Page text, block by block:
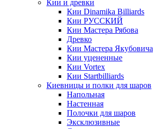
Кии и древки
Кии Dinamika Billiards
Кии РУССКИЙ
Кии Мастера Рябова
Древко
Кии Мастера Якубовича
Кии уцененные
Кии Vortex
Кии Startbilliards
Киевницы и полки для шаров
Напольная
Настенная
Полочки для шаров
Эксклюзивные